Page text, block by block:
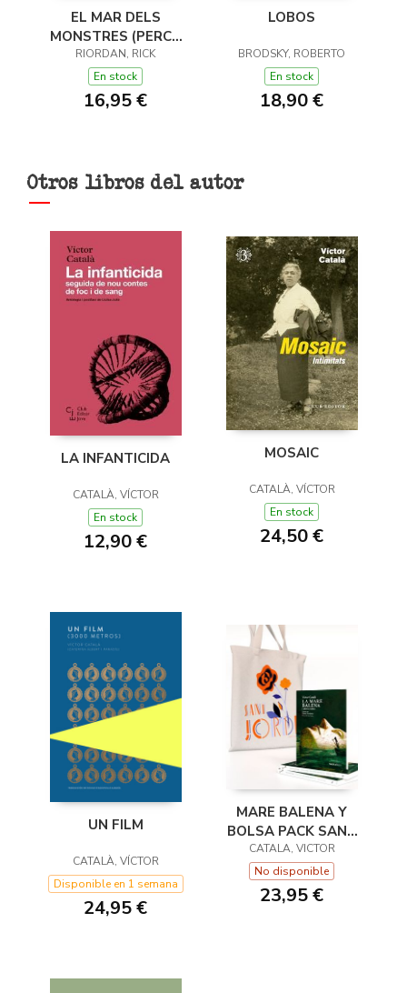
EL MAR DELS
MONSTRES (PERCY
JACKSON I ELS DÉUS
DE L'OLIMP 2)
RIORDAN, RICK
En stock
16,95 €
LOBOS
BRODSKY, ROBERTO
En stock
18,90 €
Otros libros del autor
LA INFANTICIDA
CATALÀ, VÍCTOR
En stock
12,90 €
MOSAIC
CATALÀ, VÍCTOR
En stock
24,50 €
UN FILM
CATALÀ, VÍCTOR
Disponible en 1 semana
24,95 €
MARE BALENA Y
BOLSA PACK SANT
JORDI 2025
CATALA, VICTOR
No disponible
23,95 €